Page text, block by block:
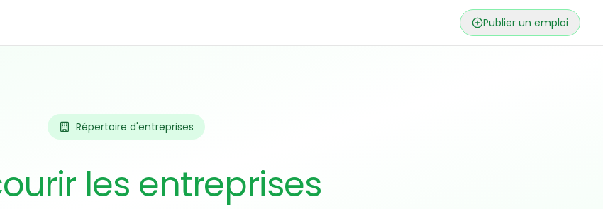
Publier un emploi
Répertoire d'entreprises
les entreprises